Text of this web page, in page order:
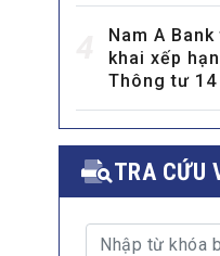
E-
Nam A
khai xếp
Thông tư 14
TRA CỨU